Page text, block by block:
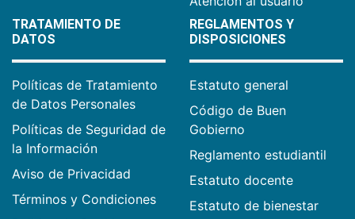
TRATAMIENTO DE
DATOS
Políticas de Tratamiento
de Datos Personales
Políticas de Seguridad de
la Información
Aviso de Privacidad
Términos y Condiciones
REGLAMENTOS Y
DISPOSICIONES
Estatuto general
Código de Buen
Gobierno
Reglamento estudiantil
Estatuto docente
Estatuto de bienestar